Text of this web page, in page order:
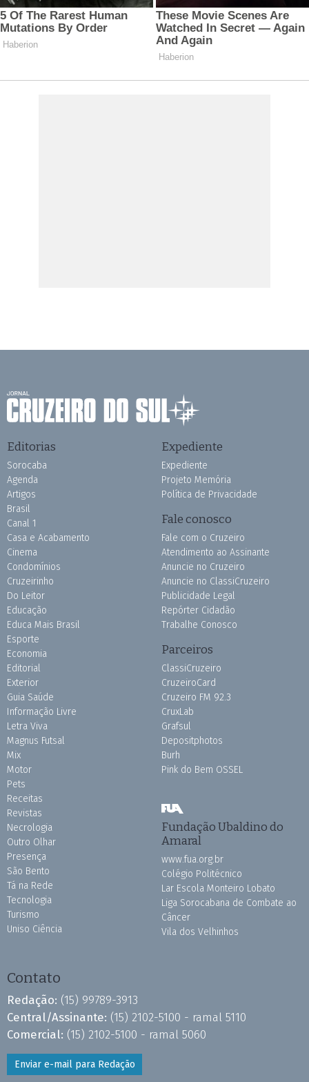
Editorias
Sorocaba
Agenda
Artigos
Brasil
Canal 1
Casa e Acabamento
Cinema
Condomínios
Cruzeirinho
Do Leitor
Educação
Educa Mais Brasil
Esporte
Economia
Editorial
Exterior
Guia Saúde
Informação Livre
Letra Viva
Magnus Futsal
Mix
Motor
Pets
Receitas
Revistas
Necrologia
Outro Olhar
Presença
São Bento
Tá na Rede
Tecnologia
Turismo
Uniso Ciência
Expediente
Expediente
Projeto Memória
Política de Privacidade
Fale conosco
Fale com o Cruzeiro
Atendimento ao Assinante
Anuncie no Cruzeiro
Anuncie no ClassiCruzeiro
Publicidade Legal
Repórter Cidadão
Trabalhe Conosco
Parceiros
ClassiCruzeiro
CruzeiroCard
Cruzeiro FM 92.3
CruxLab
Grafsul
Depositphotos
Burh
Pink do Bem OSSEL
Fundação Ubaldino do
Amaral
www.fua.org.br
Colégio Politécnico
Lar Escola Monteiro Lobato
Liga Sorocabana de Combate ao
Câncer
Vila dos Velhinhos
Contato
Redação: (15) 99789-3913
Central/Assinante: (15) 2102-5100 - ramal 5110
Comercial: (15) 2102-5100 - ramal 5060
Enviar e-mail para Redação